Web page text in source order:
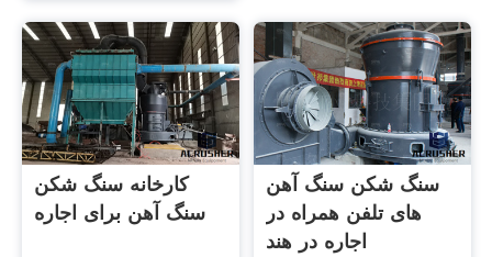
کارخانه سنگ شکن
سنگ آهن برای اجاره
سنگ شکن سنگ آهن
های تلفن همراه در
اجاره در هند